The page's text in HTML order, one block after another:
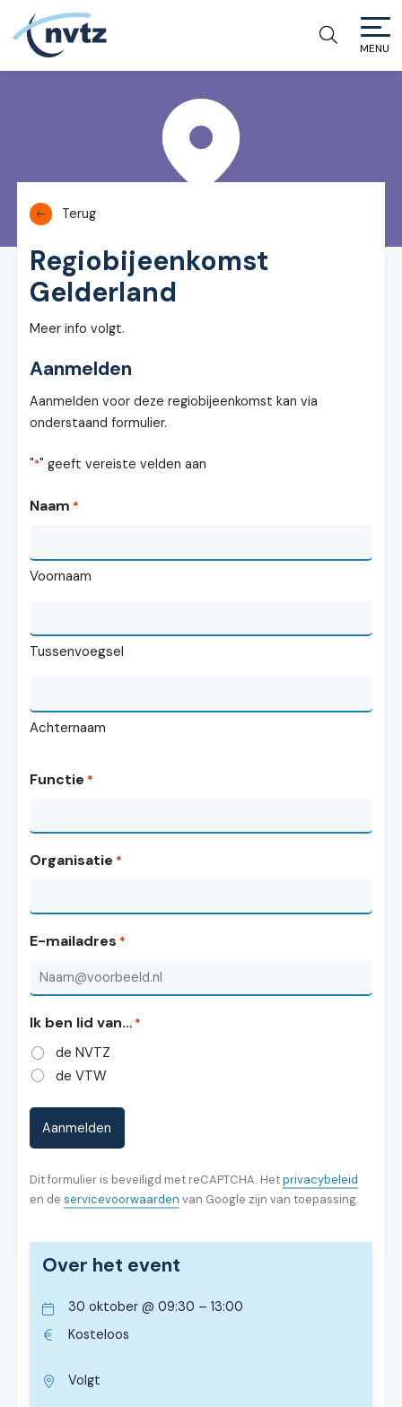
NVTZ
MENU
Terug
Regiobijeenkomst
Gelderland
Meer info volgt.
Aanmelden
Aanmelden voor deze regiobijeenkomst kan via
onderstaand formulier.
"*" geeft vereiste velden aan
Naam *
Voornaam
Tussenvoegsel
Achternaam
Functie *
Organisatie *
E-mailadres *
Ik ben lid van… *
de NVTZ
de VTW
Dit formulier is beveiligd met reCAPTCHA. Hetprivacybeleid
en deservicevoorwaarden (opent in nieuw tabblad)
van Google zijn van toepassing.
Over het event
30 oktober@09:30 –13:00
Kosteloos
Volgt